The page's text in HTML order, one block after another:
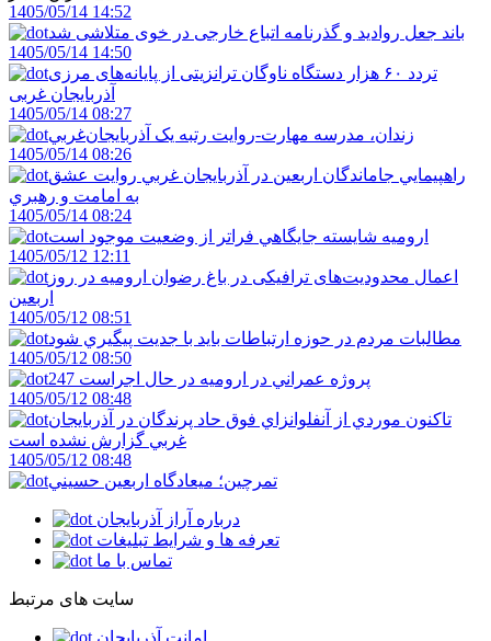
1405/05/14 14:52
باند جعل روادید و گذرنامه اتباع خارجی در خوی متلاشی شد
1405/05/14 14:50
تردد ۶۰ هزار دستگاه ناوگان ترانزیتی از پایانه‌های مرزی
آذربایجان ‌غربی
1405/05/14 08:27
زندان، مدرسه مهارت-روايت رتبه يک آذربايجان‌غربي
1405/05/14 08:26
راهپيمايي جاماندگان اربعين در آذربايجان غربي روايت عشق
به امامت و رهبري
1405/05/14 08:24
اروميه شايسته جايگاهي فراتر از وضعيت موجود است
1405/05/12 12:11
اعمال محدودیت‌های ترافیکی در باغ رضوان ارومیه در روز
اربعین
1405/05/12 08:51
مطالبات مردم در حوزه ارتباطات بايد با جديت پيگيري شود
1405/05/12 08:50
247 پروژه عمراني در اروميه در حال اجراست
1405/05/12 08:48
تاکنون موردي از آنفلوانزاي فوق حاد پرندگان در آذربايجان
غربي گزارش نشده است
1405/05/12 08:48
تمرچين؛ ميعادگاه اربعين حسيني
درباره آراز آذربایجان
تعرفه ها و شرایط تبلیغات
تماس با ما
سایت های مرتبط
امانت آذربایجان